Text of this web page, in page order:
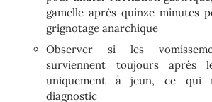
gamelle après quinze minutes
grignotage anarchique
Observer si les
surviennent toujours après
uniquement à jeun, ce qui
diagnostic